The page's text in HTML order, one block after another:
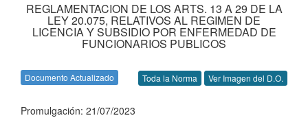
REGLAMENTACION DE LOS ARTS. 13 A 29 DE LA
LEY 20.075, RELATIVOS AL REGIMEN DE
LICENCIA Y SUBSIDIO POR ENFERMEDAD DE
FUNCIONARIOS PUBLICOS
Documento Actualizado Toda la Norma Ver Imagen del D.O.
Promulgación: 21/07/2023